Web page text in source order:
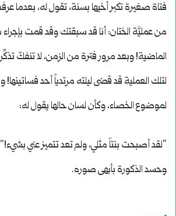
فتاة صغيرة تكبر أخيها بسنة، تقول له، بعدما
من عمليَّة الختان: أنا قد سبقتك وقد قمت بإجراء
الماضية! وبعد مرور فترة من الزمن، لا تنفكّ
لتلك العملية قد قضى ليلته مرتدياً أحد
لموضوع الخصاء، وكأن لسان حالها يقول له:
“لقد أصبحت بنتاً مثلي، ولم تعد تتميز عني بشيء!”
وحسد الذكورة بأبهى صوره.